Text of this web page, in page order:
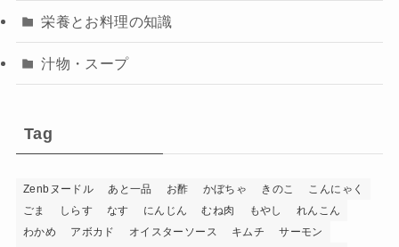
栄養とお料理の知識
汁物・スープ
Tag
Zenbヌードル あと一品 お酢 かぼちゃ きのこ
こんにゃく
ごま
しらす なす にんじん むね肉 もやし
れんこん
わかめ
アボカド オイスターソース キムチ サーモン